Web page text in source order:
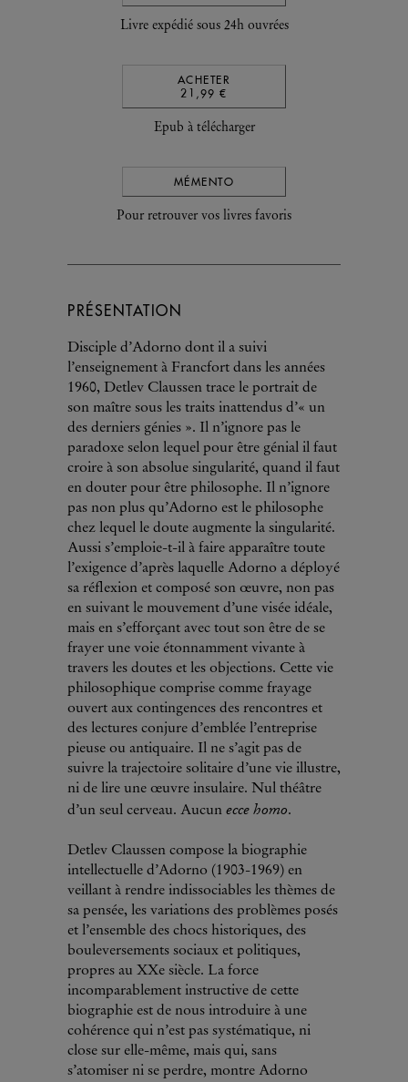
Livre expédié sous 24h ouvrées
ACHETER
21,99 €
Epub à télécharger
MÉMENTO
Pour retrouver vos livres favoris
PRÉSENTATION
Disciple d’Adorno dont il a suivi
l’enseignement à Francfort dans les années
1960, Detlev Claussen trace le portrait de
son maître sous les traits inattendus d’« un
des derniers génies ». Il n’ignore pas le
paradoxe selon lequel pour être génial il faut
croire à son absolue singularité, quand il faut
en douter pour être philosophe. Il n’ignore
pas non plus qu’Adorno est le philosophe
chez lequel le doute augmente la singularité.
Aussi s’emploie-t-il à faire apparaître toute
l’exigence d’après laquelle Adorno a déployé
sa réflexion et composé son œuvre, non pas
en suivant le mouvement d’une visée idéale,
mais en s’efforçant avec tout son être de se
frayer une voie étonnamment vivante à
travers les doutes et les objections. Cette vie
philosophique comprise comme frayage
ouvert aux contingences des rencontres et
des lectures conjure d’emblée l’entreprise
pieuse ou antiquaire. Il ne s’agit pas de
suivre la trajectoire solitaire d’une vie illustre,
ni de lire une œuvre insulaire. Nul théâtre
d’un seul cerveau. Aucun ecce homo.
Detlev Claussen compose la biographie
intellectuelle d’Adorno (1903-1969) en
veillant à rendre indissociables les thèmes de
sa pensée, les variations des problèmes posés
et l’ensemble des chocs historiques, des
bouleversements sociaux et politiques,
propres au XXe siècle. La force
incomparablement instructive de cette
biographie est de nous introduire à une
cohérence qui n’est pas systématique, ni
close sur elle-même, mais qui, sans
s’atomiser ni se perdre, montre Adorno